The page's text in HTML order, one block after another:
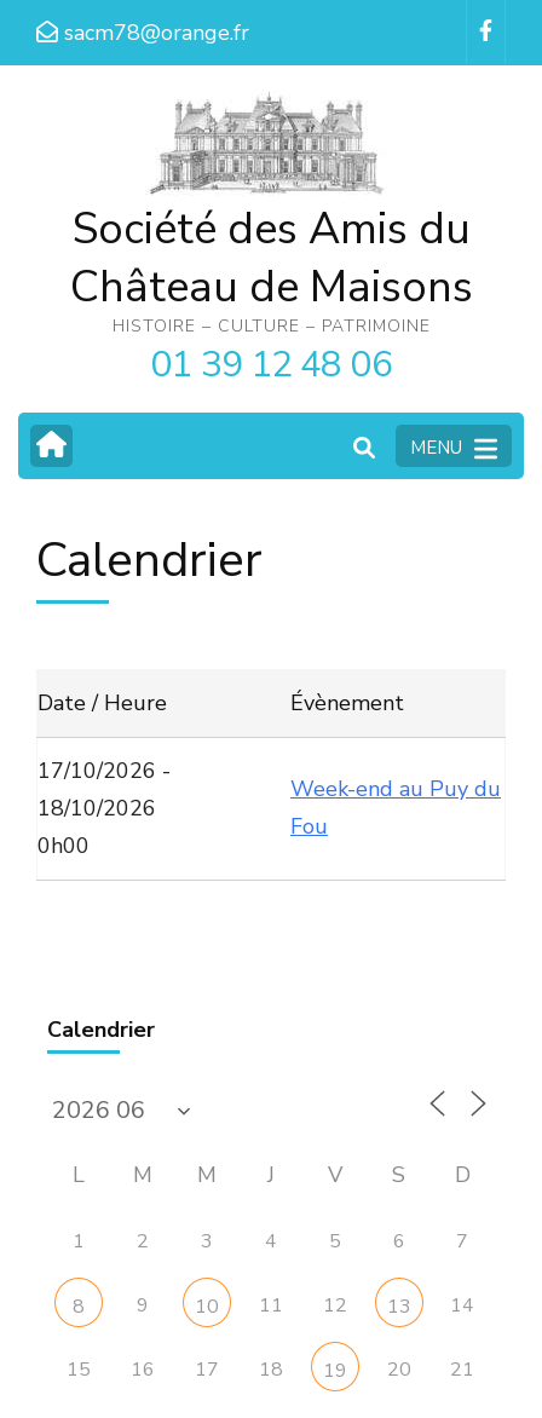
Aller
sacm78@orange.fr
Société des Amis du
Château de Maisons
HISTOIRE – CULTURE – PATRIMOINE
01 39 12 48 06
MENU
Calendrier
Date / Heure Évènement
17/10/2026 -
18/10/2026
0h00
Week-end au Puy du
Fou
Calendrier
L M M J V S D
1 2 3 4 5 6 7
8 9 10 11 12 13 14
15 16 17 18 19 20 21